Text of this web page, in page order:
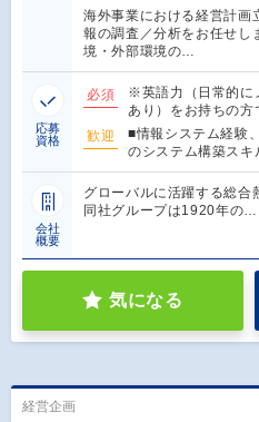
海外事業における経営計画
報の調査／分析をお任せし
境・外部環境の…
応募
資格
必須
※英語力（日常的に
あり）をお持ちの
歓迎
■情報システム経験
のシステム構築ス
会社
概要
グローバルに活躍する総合
同社グループは1920年の…
気になる
経営企画